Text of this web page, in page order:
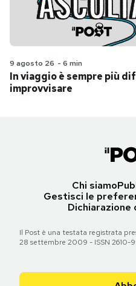
9 agosto 26 - 6 min
In viaggio è sempre più
improvvisare
Chi siamo
Gestisci le
Dichiarazione
Il Post è una testata registrata
28 settembre 2009 - ISSN 2610-